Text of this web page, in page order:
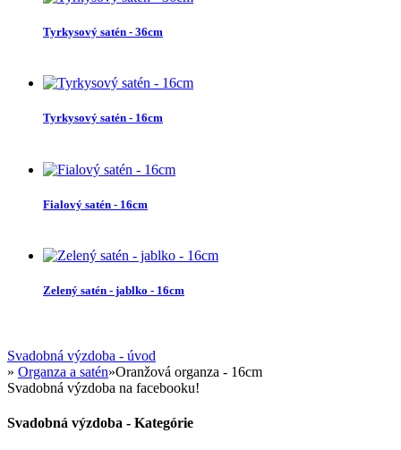
Tyrkysový satén - 36cm
Tyrkysový satén - 16cm
Fialový satén - 16cm
Zelený satén - jablko - 16cm
Svadobná výzdoba - úvod
» Organza a satén»Oranžová organza - 16cm
Svadobná výzdoba na facebooku!
Svadobná výzdoba - Kategórie